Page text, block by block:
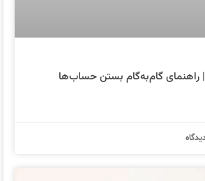
راهنمای گام‌به‌گام بستن حساب‌ها